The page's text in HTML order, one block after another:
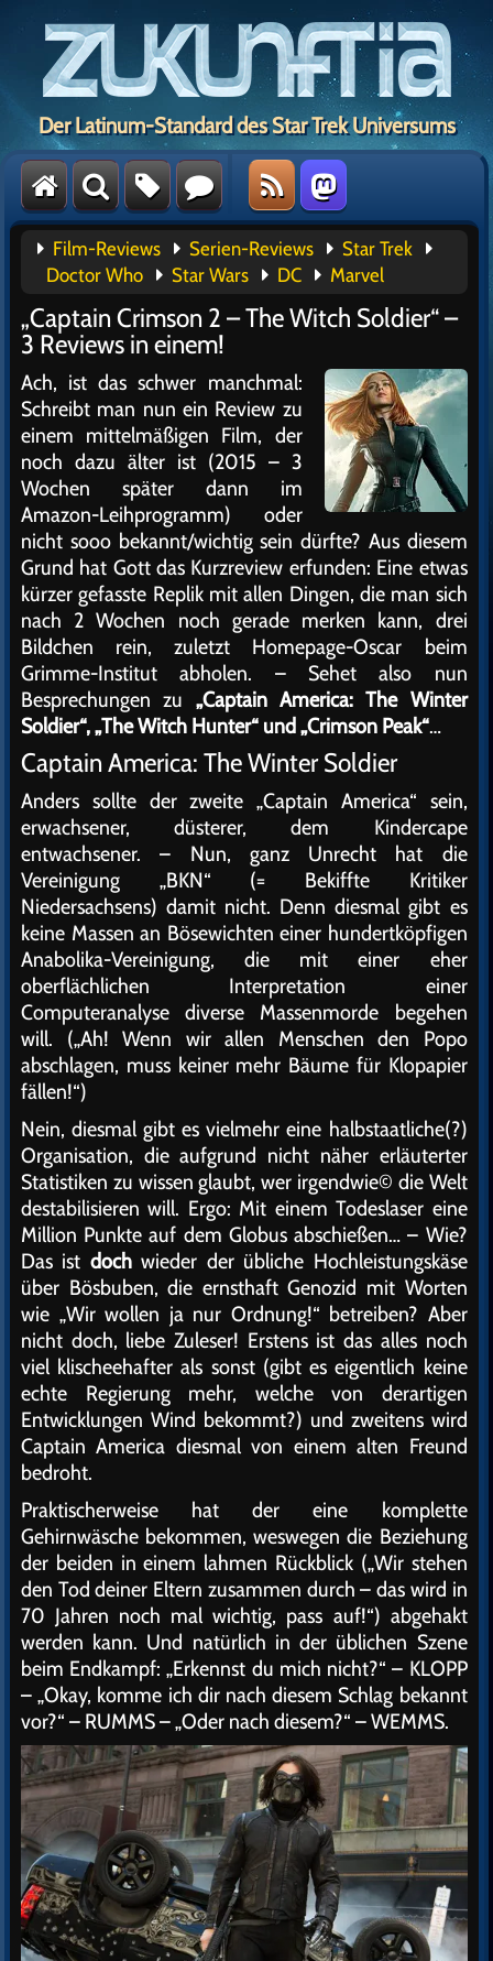
Der Latinum-Standard des Star Trek Universums
Film-Reviews Serien-Reviews
Star Trek
Doctor Who
Star Wars DC Marvel
„Captain Crimson 2 – The Witch Soldier“ –
3 Reviews in einem!
Ach, ist das schwer manchmal:
Schreibt man nun ein Review zu
einem mittelmäßigen Film, der
noch dazu älter ist (2015 – 3
Wochen später dann im
Amazon-Leihprogramm) oder
nicht sooo bekannt/wichtig sein dürfte? Aus diesem
Grund hat Gott das Kurzreview erfunden: Eine etwas
kürzer gefasste Replik mit allen Dingen, die man sich
nach 2 Wochen noch gerade merken kann, drei
Bildchen rein, zuletzt Homepage-Oscar beim
Grimme-Institut abholen. – Sehet also nun
Besprechungen zu „Captain America: The Winter
Soldier“, „The Witch Hunter“ und „Crimson Peak“…
Captain America: The Winter Soldier
Anders sollte der zweite „Captain America“ sein,
erwachsener, düsterer, dem Kindercape
entwachsener. – Nun, ganz Unrecht hat die
Vereinigung „BKN“ (= Bekiffte Kritiker
Niedersachsens) damit nicht. Denn diesmal gibt es
keine Massen an Bösewichten einer hundertköpfigen
Anabolika-Vereinigung, die mit einer eher
oberflächlichen Interpretation einer
Computeranalyse diverse Massenmorde begehen
will. („Ah! Wenn wir allen Menschen den Popo
abschlagen, muss keiner mehr Bäume für Klopapier
fällen!“)
Nein, diesmal gibt es vielmehr eine halbstaatliche(?)
Organisation, die aufgrund nicht näher erläuterter
Statistiken zu wissen glaubt, wer irgendwie© die Welt
destabilisieren will. Ergo: Mit einem Todeslaser eine
Million Punkte auf dem Globus abschießen… – Wie?
Das ist dochwieder der übliche Hochleistungskäse
über Bösbuben, die ernsthaft Genozid mit Worten
wie „Wir wollen ja nur Ordnung!“ betreiben? Aber
nicht doch, liebe Zuleser! Erstens ist das alles noch
viel klischeehafter als sonst (gibt es eigentlich keine
echte Regierung mehr, welche von derartigen
Entwicklungen Wind bekommt?) und zweitens wird
Captain America diesmal von einem alten Freund
bedroht.
Praktischerweise hat der eine komplette
Gehirnwäsche bekommen, weswegen die Beziehung
der beiden in einem lahmen Rückblick („Wir stehen
den Tod deiner Eltern zusammen durch – das wird in
70 Jahren noch mal wichtig, pass auf!“) abgehakt
werden kann. Und natürlich in der üblichen Szene
beim Endkampf: „Erkennst du mich nicht?“ – KLOPP
– „Okay, komme ich dir nach diesem Schlag bekannt
vor?“ – RUMMS – „Oder nach diesem?“ – WEMMS.